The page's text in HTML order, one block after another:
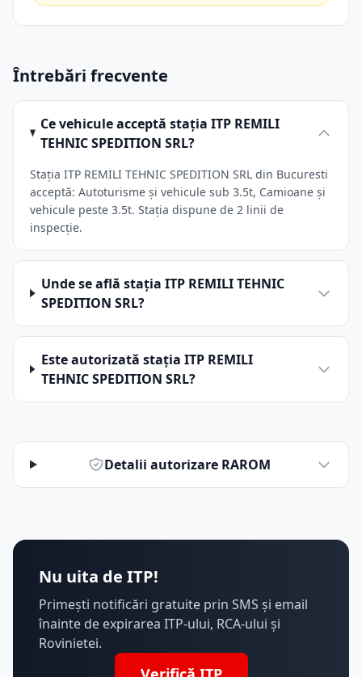
Întrebări frecvente
Ce vehicule acceptă stația ITP REMILI
TEHNIC SPEDITION SRL?
Stația ITP REMILI TEHNIC SPEDITION SRL din Bucuresti
acceptă: Autoturisme și vehicule sub 3.5t, Camioane și
vehicule peste 3.5t. Stația dispune de 2 linii de
inspecție.
Unde se află stația ITP REMILI TEHNIC
SPEDITION SRL?
Este autorizată stația ITP REMILI
TEHNIC SPEDITION SRL?
Detalii autorizare RAROM
Nu uita de ITP!
Primești notificări gratuite prin SMS și email
înainte de expirarea ITP-ului, RCA-ului și
Rovinietei.